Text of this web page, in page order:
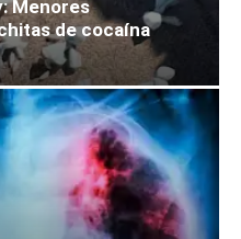
Menores
de cocaína